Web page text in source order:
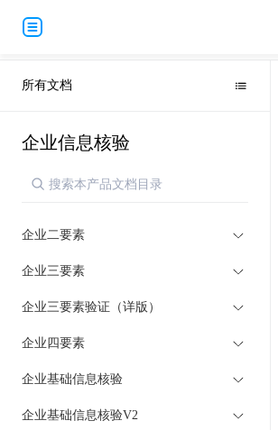
所有文档
企业信息核验
企业二要素
企业三要素
企业三要素验证（详版）
企业四要素
企业基础信息核验
企业基础信息核验V2